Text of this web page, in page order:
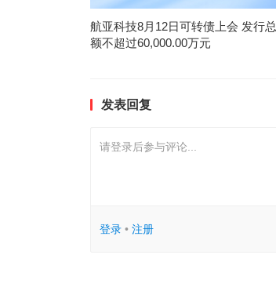
航亚科技8月12日可转债上会 发行总
额不超过60,000.00万元
发表回复
请登录后参与评论...
登录• 注册